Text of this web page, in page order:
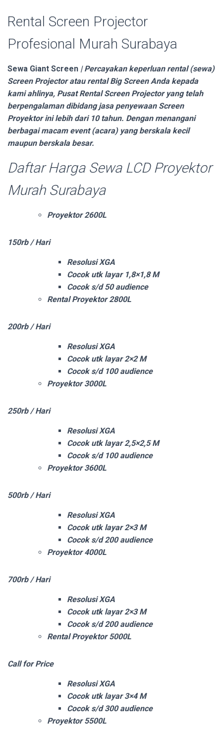
Rental Screen Projector
Profesional Murah Surabaya
Sewa Giant Screen | Percayakan keperluan rental (sewa)
Screen Projector atau rental Big Screen Anda kepada
kami ahlinya, Pusat Rental Screen Projector yang telah
berpengalaman dibidang jasa penyewaan Screen
Proyektor ini lebih dari 10 tahun. Dengan menangani
berbagai macam event (acara) yang berskala kecil
maupun berskala besar.
Daftar Harga Sewa LCD Proyektor
Murah Surabaya
Proyektor 2600L
150rb / Hari
Resolusi XGA
Cocok utk layar 1,8×1,8 M
Cocok s/d 50 audience
Rental Proyektor 2800L
200rb / Hari
Resolusi XGA
Cocok utk layar 2×2 M
Cocok s/d 100 audience
Proyektor 3000L
250rb / Hari
Resolusi XGA
Cocok utk layar 2,5×2,5 M
Cocok s/d 100 audience
Proyektor 3600L
500rb / Hari
Resolusi XGA
Cocok utk layar 2×3 M
Cocok s/d 200 audience
Proyektor 4000L
700rb / Hari
Resolusi XGA
Cocok utk layar 2×3 M
Cocok s/d 200 audience
Rental Proyektor 5000L
Call for Price
Resolusi XGA
Cocok utk layar 3×4 M
Cocok s/d 300 audience
Proyektor 5500L